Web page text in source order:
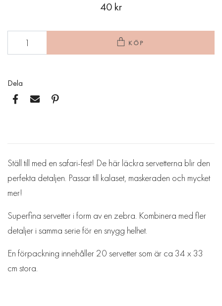
40 kr
KÖP
Dela
Ställ till med en safari-fest! De här läckra servetterna blir den
perfekta detaljen. Passar till kalaset, maskeraden och mycket
mer!
Superfina servetter i form av en zebra. Kombinera med fler
detaljer i samma serie för en snygg helhet.
En förpackning innehåller 20 servetter som är ca 34 x 33
cm stora.